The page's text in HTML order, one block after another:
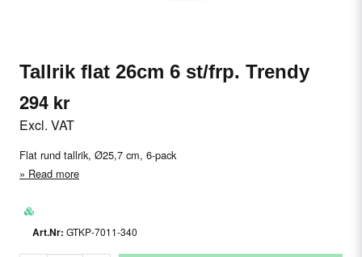
Tallrik flat 26cm 6 st/frp. Trendy
294 kr
Excl. VAT
Flat rund tallrik, Ø25,7 cm, 6-pack
Read more
GTKP-7011-340